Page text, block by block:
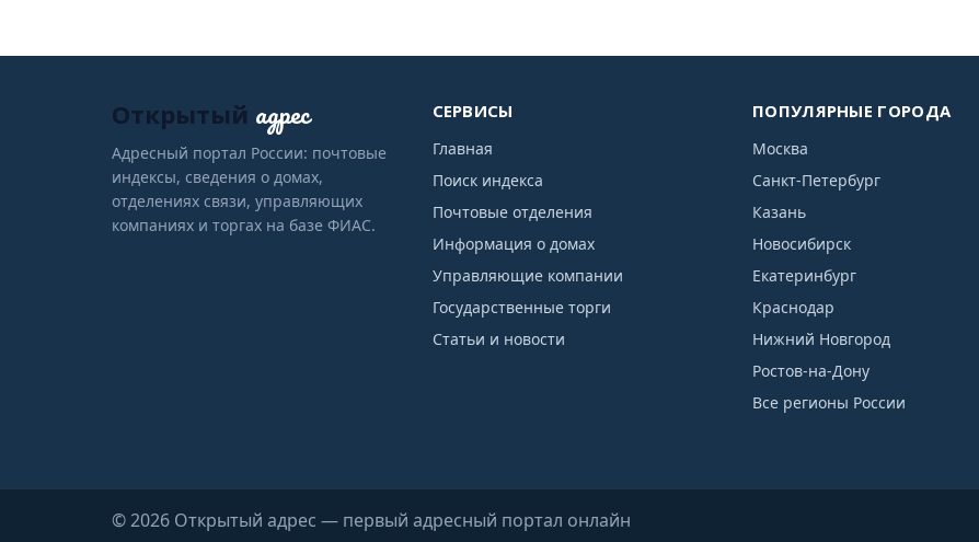
Открытый адрес
Адресный портал России: почтовые
индексы, сведения о домах,
отделениях связи, управляющих
компаниях и торгах на базе ФИАС.
СЕРВИСЫ
Главная
Поиск индекса
Почтовые отделения
Информация о домах
Управляющие компании
Государственные торги
Статьи и новости
ПОПУЛЯРНЫЕ ГОРОДА
Москва
Санкт-Петербург
Казань
Новосибирск
Екатеринбург
Краснодар
Нижний Новгород
Ростов-на-Дону
Все регионы России
© 2026 Открытый адрес — первый адресный портал онлайн